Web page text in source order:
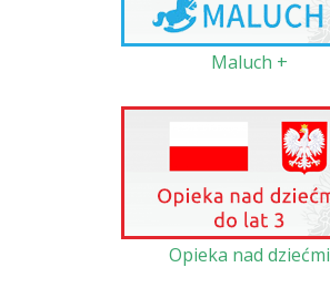
Maluch +
Opieka nad dziećmi